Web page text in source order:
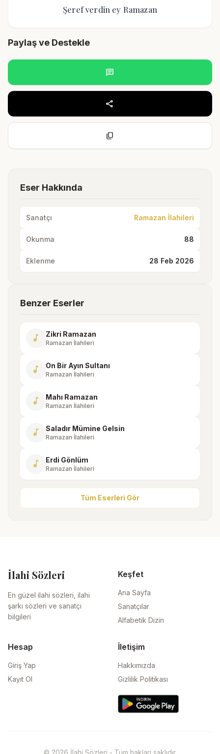
Şeref verdin ey Ramazan
Paylaş ve Destekle
chat
share
content_copy
Eser Hakkında
Sanatçı Ramazan İlahileri
Okunma 88
Eklenme 28 Feb 2026
Benzer Eserler
music_note Zikri Ramazan
Ramazan İlahileri
music_note On Bir Ayın Sultanı
Ramazan İlahileri
music_note Mahı Ramazan
Ramazan İlahileri
music_note Saladır Mümine Gelsin
Ramazan İlahileri
music_note Erdi Gönlüm
Ramazan İlahileri
Tüm Eserleri Gör
İlahi Sözleri
En güzel ilahi sözleri, ilahi
şarkı sözleri ve sanatçı
bilgileri
Keşfet
Ana Sayfa
Sanatçılar
Alfabetik Dizin
Hesap
Giriş Yap
Kayıt Ol
İletişim
Hakkımızda
Gizlilik Politikası
© 2026 İlahi Sözleri - Tüm hakları saklıdır.